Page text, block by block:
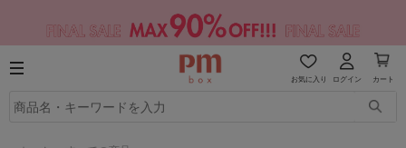
お気に入り ログイン カート